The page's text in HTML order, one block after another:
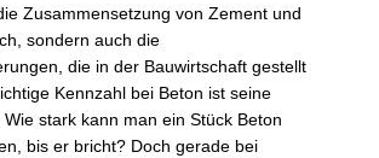
Zusammensetzung von Zement und
sondern auch die
die in der Bauwirtschaft gestellt
Kennzahl bei Beton ist seine
stark kann man ein Stück Beton
bis er bricht? Doch gerade bei